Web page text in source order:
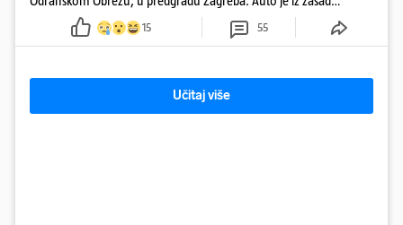
neutvrđenih razloga sletio s kolnika, a od siline udara vozilo se
prepolovilo.
15 55
Učitaj više